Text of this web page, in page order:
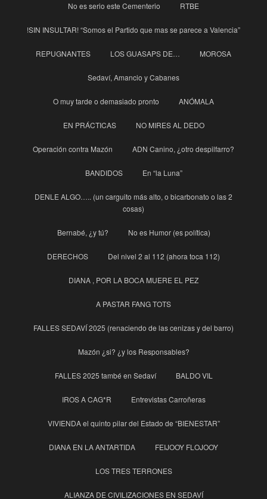
No es serio este Cementerio RTBE
!SIN INSULTAR! “Somos el Partido que mas se parece a Valencia”
REPUGNANTES LOS GUASAPS DE… MOROSA
Sedaví, Amancio y Cabanes
O muy tarde o demasiado pronto ANÓMALA
EN PRÁCTICAS NO MIRES AL DEDO
Operación contra Mazón ADN Canino, ¿otro despilfarro?
BANDIDOS En “la Luna”
DENLE ALGO….. (un carguito más alto, o bicarbonato o las 2
cosas)
Bernabé, ¿y tú? No es Humor (es política)
DERECHOS Del nivel 2 al 112 (ahora toca 112)
DIANA , POR LA BOCA MUERE EL PEZ
A PASTAR FANG TOTS
FALLES SEDAVÍ 2025 (renaciendo de las cenizas y del barro)
Mazón ¿si? ¿y los Responsables?
FALLES 2025 també en Sedaví BALDO VIL
IROS A CAG*R Entrevistas Carroñeras
VIVIENDA el quinto pilar del Estado de “BIENESTAR”
DIANA EN LA ANTARTIDA FEIJOOY FLOJOOY
LOS TRES TERRONES
ALIANZA DE CIVILIZACIONES EN SEDAVÍ